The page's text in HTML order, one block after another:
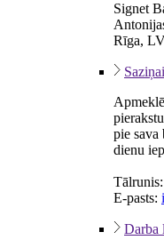
Signet
Rīga,
Saziņai
pie sava
dienu
Tālrunis:
E-pasts:
Darba